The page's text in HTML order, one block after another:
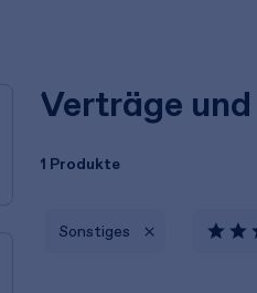
Verträge
1 Produkte
Sonstiges